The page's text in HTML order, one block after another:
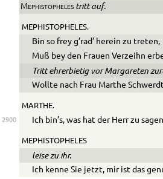
Mephistophelestritt auf.
MEPHISTOPHELES.
Bin so frey g’rad’ herein zu treten,
Muß bey den Frauen Verzeihn
Tritt ehrerbietig vor Margareten
Wollte nach Frau Marthe
MARTHE.
2900 Ich bin’s, was hat der Herr zu
MEPHISTOPHELES
leise zu ihr.
Ich kenne Sie jetzt, mir ist das